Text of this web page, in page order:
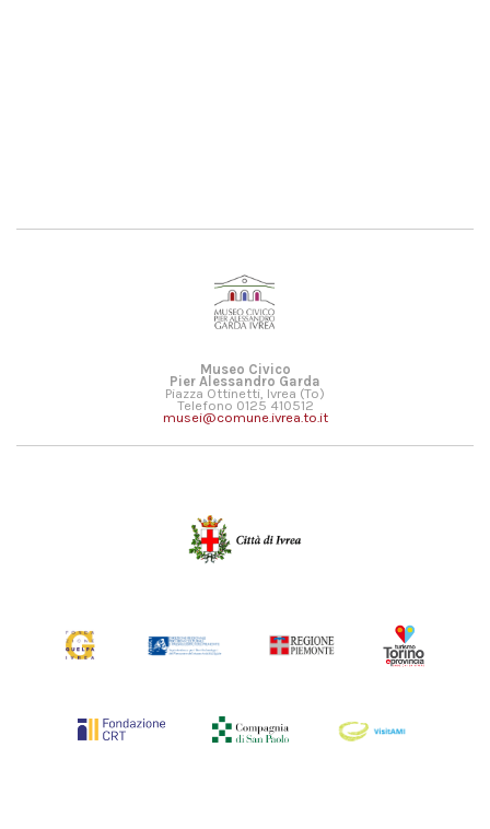
Museo Civico
Pier Alessandro Garda
Piazza Ottinetti, Ivrea (To)
Telefono 0125 410512
musei@comune.ivrea.to.it